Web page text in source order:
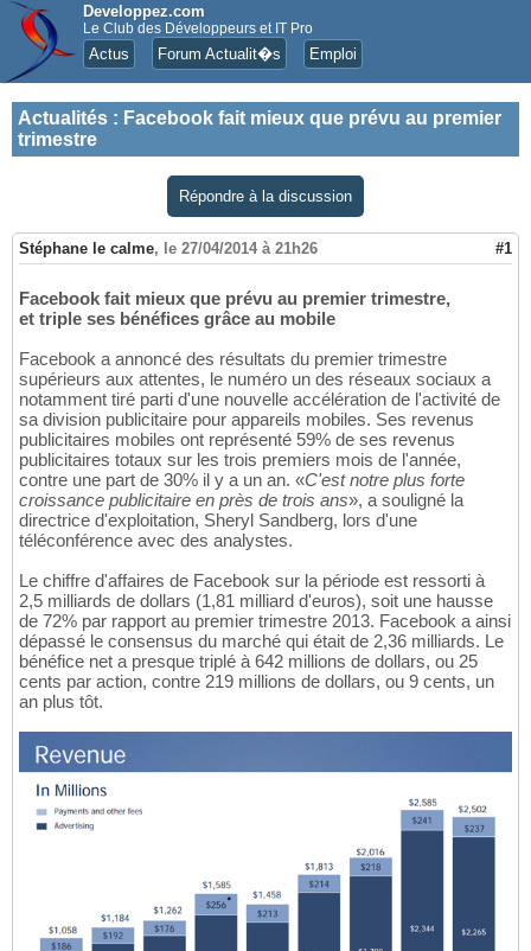
Developpez.com
Le Club des Développeurs et IT Pro
Actus Forum Actualit�s Emploi
Actualités : Facebook fait mieux que prévu au premier
trimestre
Répondre à la discussion
Stéphane le calme, le 27/04/2014 à 21h26 #1
Facebook fait mieux que prévu au premier trimestre,
et triple ses bénéfices grâce au mobile
Facebook a annoncé des résultats du premier trimestre
supérieurs aux attentes, le numéro un des réseaux sociaux a
notamment tiré parti d'une nouvelle accélération de l'activité de
sa division publicitaire pour appareils mobiles. Ses revenus
publicitaires mobiles ont représenté 59% de ses revenus
publicitaires totaux sur les trois premiers mois de l'année,
contre une part de 30% il y a un an. «C'est notre plus forte
croissance publicitaire en près de trois ans», a souligné la
directrice d'exploitation, Sheryl Sandberg, lors d'une
téléconférence avec des analystes.
Le chiffre d'affaires de Facebook sur la période est ressorti à
2,5 milliards de dollars (1,81 milliard d'euros), soit une hausse
de 72% par rapport au premier trimestre 2013. Facebook a ainsi
dépassé le consensus du marché qui était de 2,36 milliards. Le
bénéfice net a presque triplé à 642 millions de dollars, ou 25
cents par action, contre 219 millions de dollars, ou 9 cents, un
an plus tôt.